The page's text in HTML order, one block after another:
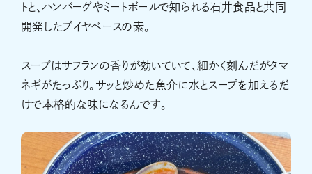
トと、ハンバーグやミートボールで知られる石井食品と共同
開発したブイヤベースの素。
スープはサフランの香りが効いていて、細かく刻んだがタマ
ネギがたっぷり。サッと炒めた魚介に水とスープを加えるだ
けで本格的な味になるんです。